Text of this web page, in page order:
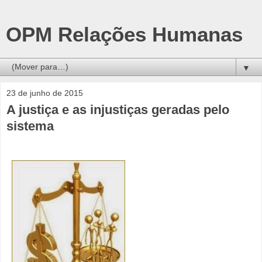
OPM Relações Humanas
▼
23 de junho de 2015
A justiça e as injustiças geradas pelo
sistema